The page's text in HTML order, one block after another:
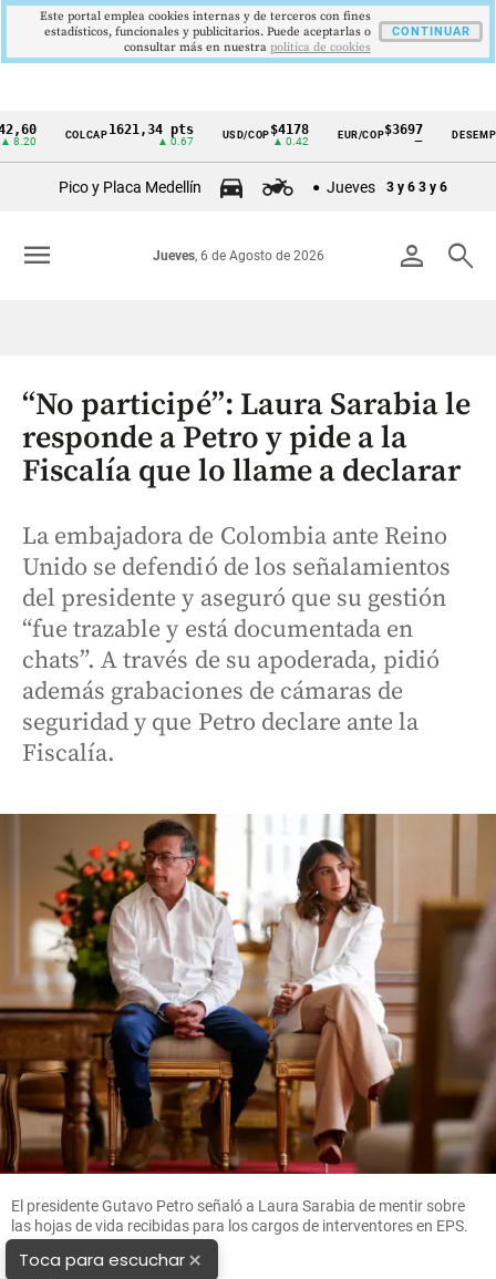
Cintillo
Colombia
COLCAP1621,34 pts USD/COP$4178
▲ 0.42
EUR/COP$3697
—
DESEMPLEO
▼
Pico y Placa Medellín Jueves 3 y 6 3 y 6
person search
Jueves, 6 de Agosto de 2026
menu
“No participé”: Laura Sarabia le
responde a Petro y pide a la
Fiscalía que lo llame a declarar
La embajadora de Colombia ante Reino
Unido se defendió de los señalamientos
del presidente y aseguró que su gestión
“fue trazable y está documentada en
chats”. A través de su apoderada, pidió
además grabaciones de cámaras de
seguridad y que Petro declare ante la
Fiscalía.
El presidente Gutavo Petro señaló a Laura Sarabia de mentir sobre
las hojas de vida recibidas para los cargos de interventores en EPS.
FOTO: Colprensa
Toca para escuchar×
Este portal emplea cookies internas y de terceros con fines
estadísticos, funcionales y publicitarios. Puede aceptarlas o
consultar más en nuestra politica de cookies
CONTINUAR